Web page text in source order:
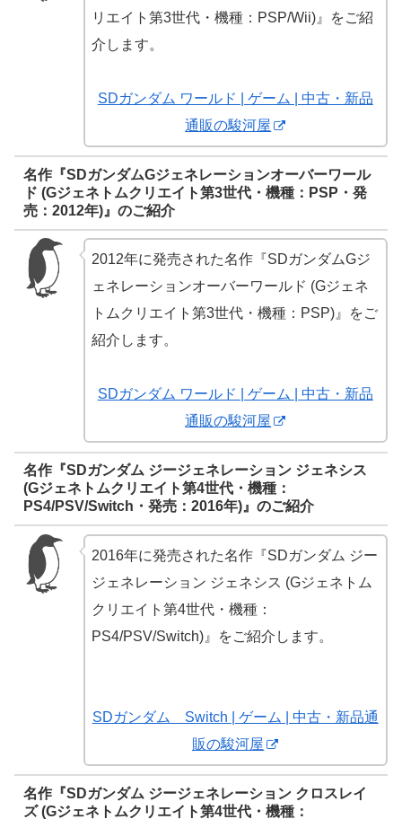
リエイト第3世代・機種：PSP/Wii)』をご紹
介します。
SDガンダム ワールド | ゲーム | 中古・新品
通販の駿河屋
名作『SDガンダムGジェネレーションオーバーワール
ド (Gジェネトムクリエイト第3世代・機種：PSP・発
売：2012年)』のご紹介
2012年に発売された名作『SDガンダムGジ
ェネレーションオーバーワールド (Gジェネ
トムクリエイト第3世代・機種：PSP)』をご
紹介します。
SDガンダム ワールド | ゲーム | 中古・新品
通販の駿河屋
名作『SDガンダム ジージェネレーション ジェネシス
(Gジェネトムクリエイト第4世代・機種：
PS4/PSV/Switch・発売：2016年)』のご紹介
2016年に発売された名作『SDガンダム ジー
ジェネレーション ジェネシス (Gジェネトム
クリエイト第4世代・機種：
PS4/PSV/Switch)』をご紹介します。
SDガンダム Switch | ゲーム | 中古・新品通
販の駿河屋
名作『SDガンダム ジージェネレーション クロスレイ
ズ (Gジェネトムクリエイト第4世代・機種：